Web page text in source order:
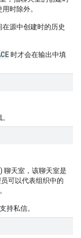
时除外。
源中创建时的历史
时才会在输出中填
聊天室，该聊天室是
可以代表组织中的
持私信。